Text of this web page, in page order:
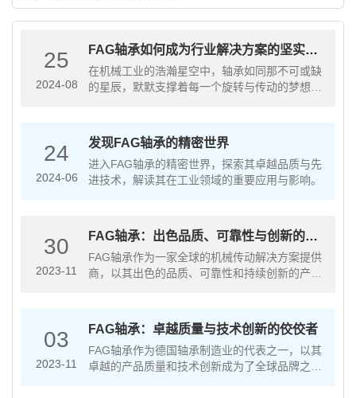
25
2024-08
FAG轴承如何成为行业解决方案的坚实后
盾
在机械工业的浩瀚星空中，轴承如同那不可或缺
的星辰，默默支撑着每一个旋转与传动的梦想。
极高要求。今天，就让我们一起走进···
24
2024-06
发现FAG轴承的精密世界
进入FAG轴承的精密世界，探索其卓越品质与先
进技术，解读其在工业领域的重要应用与影响。
30
2023-11
FAG轴承：出色品质、可靠性与创新的机
械传动解决方案
FAG轴承作为一家全球的机械传动解决方案提供
商，以其出色的品质、可靠性和持续创新的产品
传动行业中的重要地位和价值。···
03
2023-11
FAG轴承：卓越质量与技术创新的佼佼者
FAG轴承作为德国轴承制造业的代表之一，以其
卓越的产品质量和技术创新成为了全球品牌之